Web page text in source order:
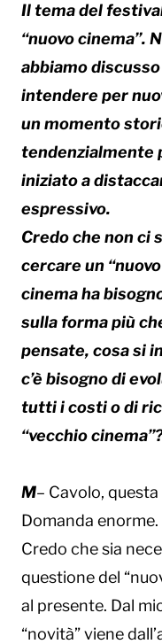
Il tema del
“nuovo cinema”.
abbiamo
intendere per
un momento
tendenzialmente
iniziato a
espressivo.
Credo che non ci
cercare un
cinema ha
sulla forma più
pensate, cosa si
c’è bisogno di
tutti i costi o di
“vecchio
M– Cavolo,
Domanda enorme.
Credo che sia
questione del
al presente. Dal
“novità” viene